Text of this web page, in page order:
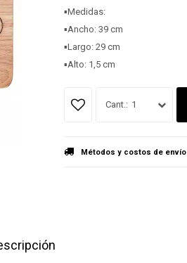
▪️Medidas:
▪️Ancho: 39 cm
▪️Largo: 29 cm
▪️Alto: 1,5 cm
1
Métodos y costos de envío